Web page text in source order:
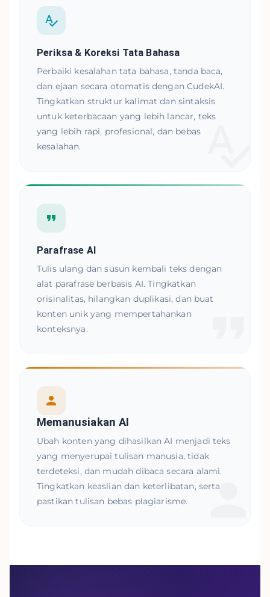
Periksa & Koreksi Tata Bahasa
Perbaiki kesalahan tata bahasa, tanda baca,
dan ejaan secara otomatis dengan CudekAI.
Tingkatkan struktur kalimat dan sintaksis
untuk keterbacaan yang lebih lancar, teks
yang lebih rapi, profesional, dan bebas
kesalahan.
Parafrase AI
Tulis ulang dan susun kembali teks dengan
alat parafrase berbasis AI. Tingkatkan
orisinalitas, hilangkan duplikasi, dan buat
konten unik yang mempertahankan
konteksnya.
Memanusiakan AI
Ubah konten yang dihasilkan AI menjadi teks
yang menyerupai tulisan manusia, tidak
terdeteksi, dan mudah dibaca secara alami.
Tingkatkan keaslian dan keterlibatan, serta
pastikan tulisan bebas plagiarisme.